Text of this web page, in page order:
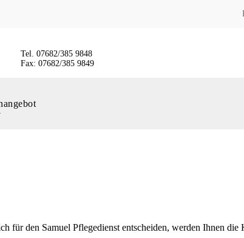
Tel. 07682/385 9848
Fax: 07682/385 9849
den Samuel Pflegedienst entscheiden, werden Ihnen die